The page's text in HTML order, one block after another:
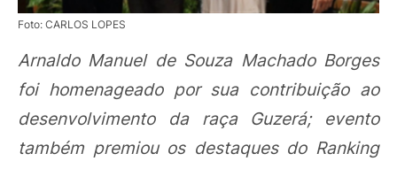
Foto: CARLOS LOPES
Arnaldo Manuel de Souza Machado Borges
foi homenageado por sua contribuição ao
desenvolvimento da raça Guzerá; evento
também premiou os destaques do Ranking